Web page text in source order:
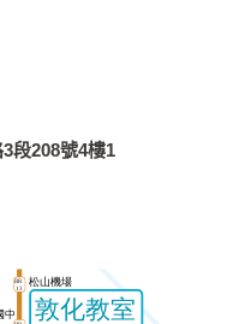
段208號4樓1